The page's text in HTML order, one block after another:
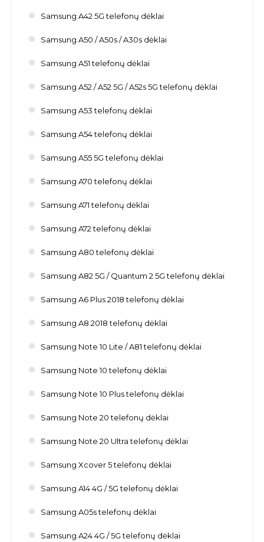
Samsung A42 5G telefonų dėklai
Samsung A50 / A50s / A30s dėklai
Samsung A51 telefonų dėklai
Samsung A52 / A52 5G / A52s 5G telefonų dėklai
Samsung A53 telefonų dėklai
Samsung A54 telefonų dėklai
Samsung A55 5G telefonų dėklai
Samsung A70 telefonų dėklai
Samsung A71 telefonų dėklai
Samsung A72 telefonų dėklai
Samsung A80 telefonų dėklai
Samsung A82 5G / Quantum 2 5G telefonų dėklai
Samsung A6 Plus 2018 telefonų dėklai
Samsung A8 2018 telefonų dėklai
Samsung Note 10 Lite / A81 telefonų dėklai
Samsung Note 10 telefonų dėklai
Samsung Note 10 Plus telefonų dėklai
Samsung Note 20 telefonų dėklai
Samsung Note 20 Ultra telefonų dėklai
Samsung Xcover 5 telefonų dėklai
Samsung A14 4G / 5G telefonų dėklai
Samsung A05s telefonų dėklai
Samsung A24 4G / 5G telefonų dėklai